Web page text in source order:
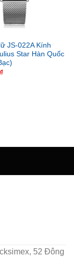
JS-022A Kính
Star Hàn Quốc
₫
52 Đông